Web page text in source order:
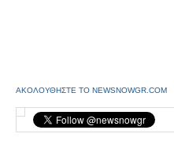
ΑΚΟΛΟΥΘΗΣΤΕ ΤΟ NEWSNOWGR.COM